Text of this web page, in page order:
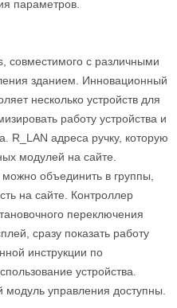
параметров.
совместимого с различными
зданием. Инновационный
несколько устройств для
работу устройства и
R_LAN адреса ручку, которую
модулей на сайте.
объединить в группы,
на сайте. Контроллер
переключения
сразу показать работу
инструкции по
устройства.
модуль управления доступны.